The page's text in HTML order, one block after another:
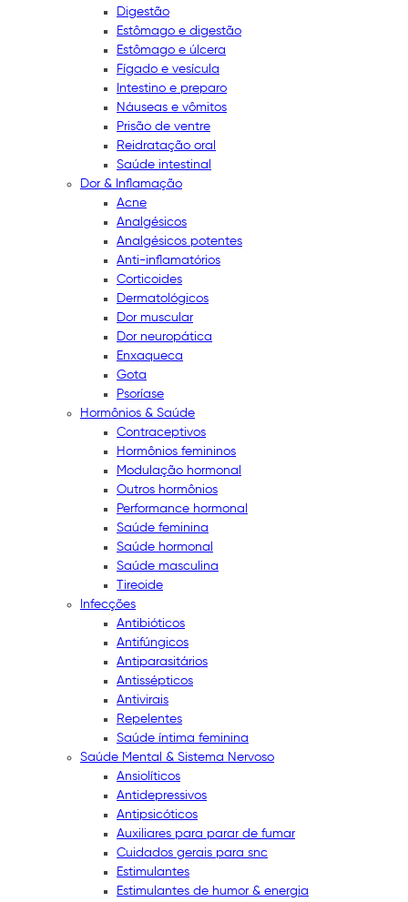
Digestão
Estômago e digestão
Estômago e úlcera
Fígado e vesícula
Intestino e preparo
Náuseas e vômitos
Prisão de ventre
Reidratação oral
Saúde intestinal
Dor & Inflamação
Acne
Analgésicos
Analgésicos potentes
Anti-inflamatórios
Corticoides
Dermatológicos
Dor muscular
Dor neuropática
Enxaqueca
Gota
Psoríase
Hormônios & Saúde
Contraceptivos
Hormônios femininos
Modulação hormonal
Outros hormônios
Performance hormonal
Saúde feminina
Saúde hormonal
Saúde masculina
Tireoide
Infecções
Antibióticos
Antifúngicos
Antiparasitários
Antissépticos
Antivirais
Repelentes
Saúde íntima feminina
Saúde Mental & Sistema Nervoso
Ansiolíticos
Antidepressivos
Antipsicóticos
Auxiliares para parar de fumar
Cuidados gerais para snc
Estimulantes
Estimulantes de humor & energia